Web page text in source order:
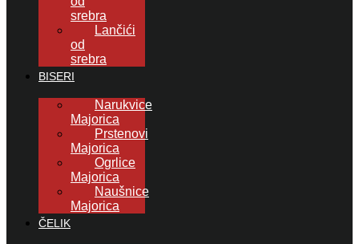
srebra
Lančići
od
srebra
BISERI
Narukvice
Majorica
Prstenovi
Majorica
Ogrlice
Majorica
Naušnice
Majorica
ČELIK